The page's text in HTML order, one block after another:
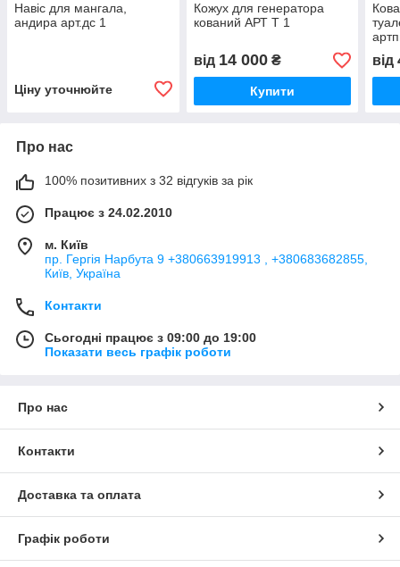
Навіс для мангала,
андира арт.дс 1
Ціну уточнюйте
Кожух для генератора
кований АРТ Т 1
від 14 000₴
Купити
від
Про нас
100% позитивних з 32 відгуків за рік
Працює з 24.02.2010
м. Київ
пр. Гергія Нарбута 9 +380663919913 , +380683682855,
Київ, Україна
Контакти
Сьогодні працює з 09:00 до 19:00
Показати весь графік роботи
Про нас
Контакти
Доставка та оплата
Графік роботи